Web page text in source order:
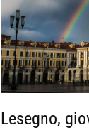
Lesegno,